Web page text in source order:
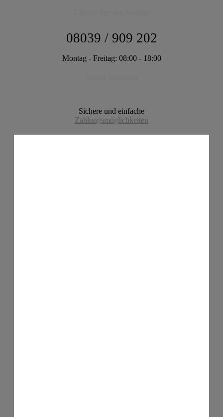
08039 / 909 202
Montag - Freitag: 08:00 - 18:00
Sichere und einfache
Zahlungsmöglichkeiten